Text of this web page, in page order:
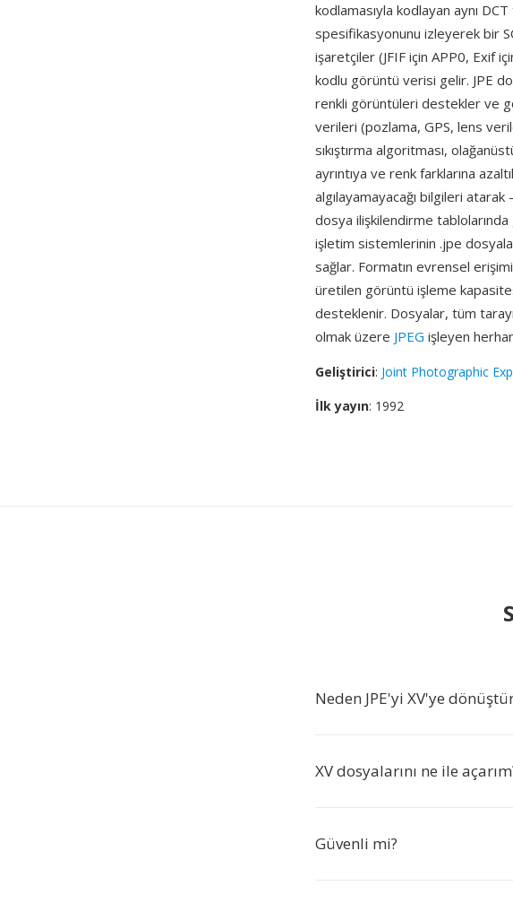
kodlamasıyla kodlayan aynı DCT
spesifikasyonunu izleyerek bir
işaretçiler (JFIF için APP0, Exif
kodlu görüntü verisi gelir. JPE
renkli görüntüleri destekler ve
verileri (pozlama, GPS, lens
sıkıştırma algoritması,
ayrıntıya ve renk farklarına
algılayamayacağı bilgileri
dosya ilişkilendirme
işletim sistemlerinin .jpe
sağlar. Formatın evrensel
üretilen görüntü işleme
desteklenir. Dosyalar, tüm
olmak üzere JPEG işleyen
Geliştirici: Joint Photographic
İlk yayın: 1992
Neden JPE'yi XV'ye
XV dosyalarını ne ile
Güvenli mi?